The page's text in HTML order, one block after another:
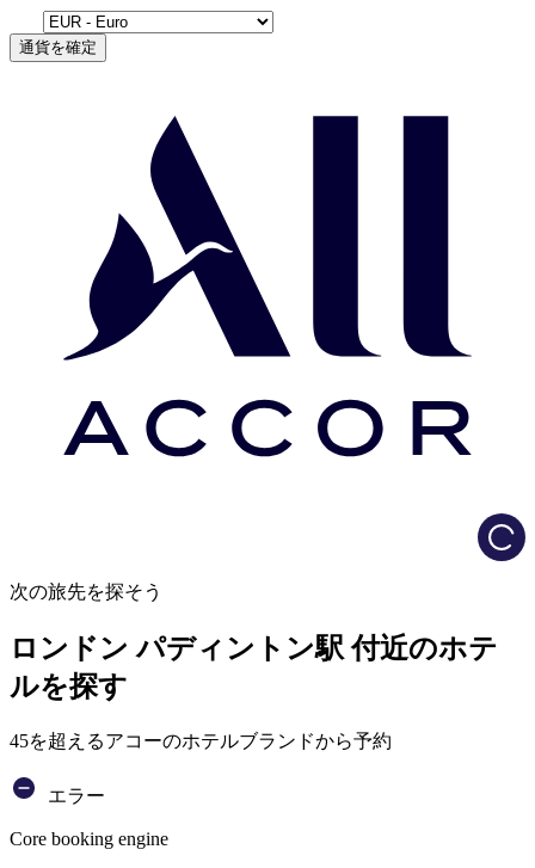
通貨を確定
次の旅先を探そう
ロンドン パディントン駅 付近のホテ
ルを探す
45を超えるアコーのホテルブランドから予約
エラー
Core booking engine